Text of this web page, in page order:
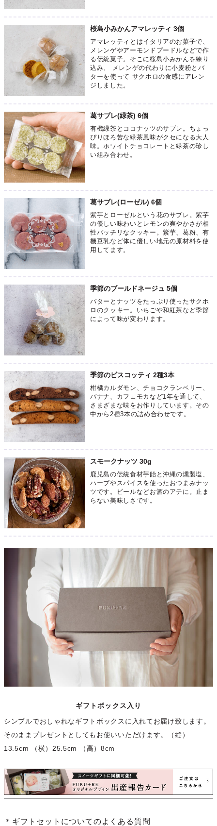
桜島小みかんアマレッティ 3個
アマレッティとはイタリアのお菓子で、
メレンゲやアーモンドプードルなどで作
る伝統菓子。そこに桜島小みかんを練り
込み、 メレンゲの代わりに小麦粉とバ
ターを使って サクホロの食感にアレン
ジしました。
葛サブレ(緑茶) 6個
有機緑茶とココナッツのサブレ。ちょっ
ぴりほろ苦な緑茶風味がクセになる大人
味。ホワイトチョコレートと緑茶の珍し
い組み合わせ。
葛サブレ(ローゼル) 6個
紫芋とローゼルという花のサブレ。紫芋
の優しい味わいとレモンの爽やかさが相
性バッチリなクッキー。紫芋、葛粉、有
機豆乳など体に優しい地元の原材料を使
用してます。
季節のブールドネージュ 5個
バターとナッツをたっぷり使ったサクホ
ロのクッキー。いちごや和紅茶など季節
によって味が変わります。
季節のビスコッティ 2種3本
柑橘カルダモン、チョコクランベリー、
バナナ、カフェモカなど1年を通して、
さまざまな味をお作りしています。その
中から2種3本の詰め合わせです。
スモークナッツ 30g
鹿児島の伝統食材芋飴と沖縄の燻製塩、
ハーブやスパイスを使ったおつまみナッ
ツです。ビールなどお酒のアテに。止ま
らない美味しさです。
ギフトボックス入り
シンプルでおしゃれなギフトボックスに入れてお届け致します。
そのままプレゼントとしてもお使いいただけます。（縦）
13.5cm （横）25.5cm （高）8cm
＊ギフトセットについてのよくある質問